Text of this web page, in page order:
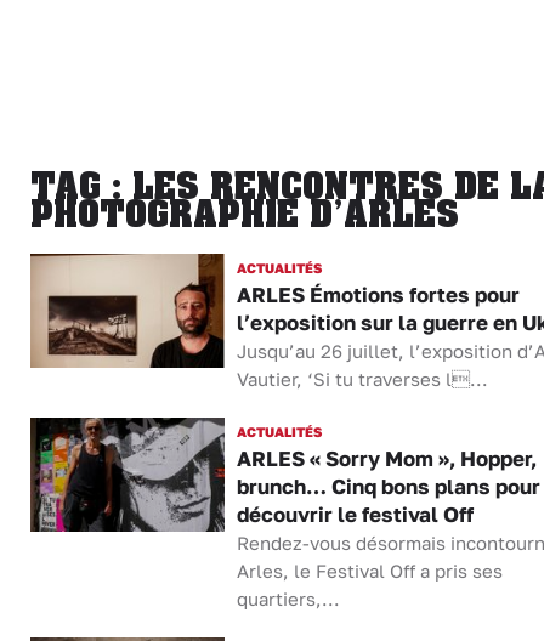
TAG : LES RENCONTRES DE
PHOTOGRAPHIE D’ARLES
ACTUALITÉS
ARLES Émotions fortes pour
l’exposition sur la guerre en
Jusqu’au 26 juillet, l’exposition
Vautier, ‘Si tu traverses l...
ACTUALITÉS
ARLES « Sorry Mom », Hopper,
brunch… Cinq bons plans pour
découvrir le festival Off
Rendez-vous désormais
Arles, le Festival Off a pris ses
quartiers,...